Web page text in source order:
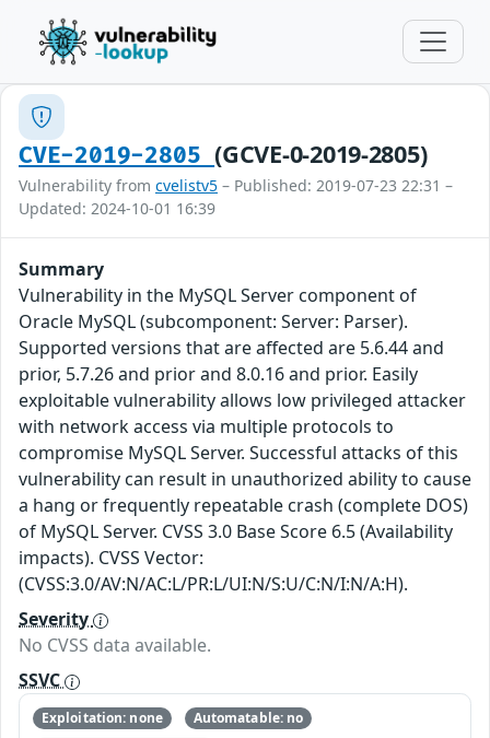
CVE-2019-2805(GCVE-0-2019-2805)
Vulnerability from cvelistv5 – Published: 2019-07-23 22:31 –
Updated: 2024-10-01 16:39
Summary
Vulnerability in the MySQL Server component of
Oracle MySQL (subcomponent: Server: Parser).
Supported versions that are affected are 5.6.44 and
prior, 5.7.26 and prior and 8.0.16 and prior. Easily
exploitable vulnerability allows low privileged attacker
with network access via multiple protocols to
compromise MySQL Server. Successful attacks of this
vulnerability can result in unauthorized ability to cause
a hang or frequently repeatable crash (complete DOS)
of MySQL Server. CVSS 3.0 Base Score 6.5 (Availability
impacts). CVSS Vector:
(CVSS:3.0/AV:N/AC:L/PR:L/UI:N/S:U/C:N/I:N/A:H).
Severity
No CVSS data available.
SSVC
Exploitation: none
Automatable: no